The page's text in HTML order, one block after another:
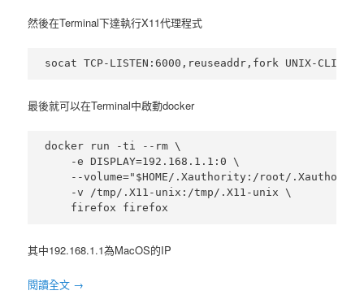
然後在Terminal下達執行X11代理程式
最後就可以在Terminal中啟動docker
docker run -ti --rm \
    -e DISPLAY=192.168.1.1:0 \
--volume="$HOME/.Xauthority:/root/
    -v /tmp/.X11-unix:/tmp/.X11-unix \
其中192.168.1.1為MacOS的IP
閱讀全文 →